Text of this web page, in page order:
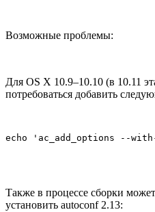
Возможные проблемы:
Для OS X 10.9–10.10 (в 10.11
потребоваться добавить
echo 'ac_add_options --
Также в процессе сборки
установить autoconf 2.13: